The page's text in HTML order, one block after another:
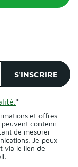
*
et offres
peuvent contenir
de mesurer
Je peux
via le lien de